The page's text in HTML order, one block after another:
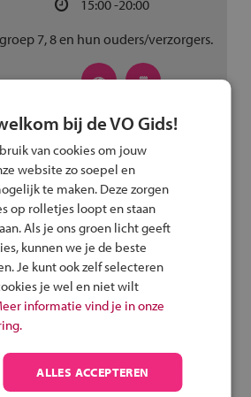
15:00 -20:00
7, 8 en hun ouders/verzorgers.
15:00 -20:00
7, 8 en ouders/verzorgers.
bij de VO Gids!
van cookies om jouw
website zo soepel en
te maken. Deze zorgen
op rolletjes loopt en staan
Als je ons groen licht geeft
kunnen we je de beste
Je kunt ook zelf selecteren
je wel en niet wilt
informatie vind je in onze
ALLES ACCEPTEREN